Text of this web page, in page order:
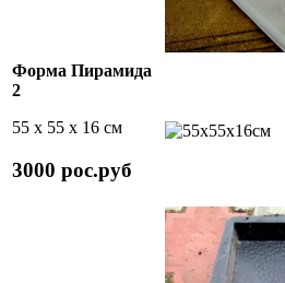
Форма Пирамида
2
55 х 55 х 16 см
3000 рос.руб